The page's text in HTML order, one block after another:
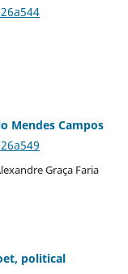
Mendes Campos
Graça Faria
political